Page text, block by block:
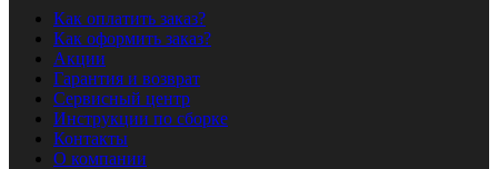
Как оплатить заказ?
Как оформить заказ?
Акции
Гарантия и возврат
Сервисный центр
Инструкции по сборке
Контакты
О компании